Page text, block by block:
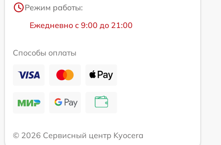
Режим работы:
Ежедневно с 9:00 до 21:00
Способы оплаты
© 2026 Сервисный центр Kyocera